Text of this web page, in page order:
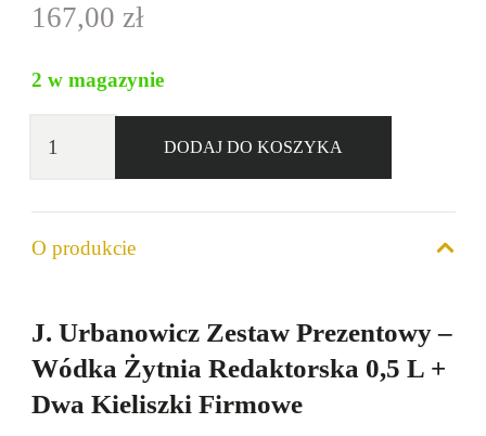
167,00 zł
2 w magazynie
Prezentowy
Kieliszki
40%
0,5l
DODAJ DO KOSZYKA
O produkcie
J. Urbanowicz Zestaw Prezentowy –
Wódka Żytnia Redaktorska 0,5 L +
Dwa Kieliszki Firmowe